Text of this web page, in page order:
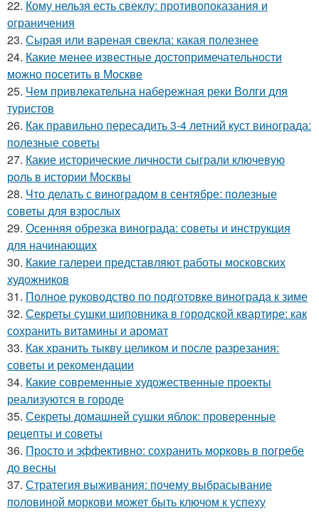
22. Кому нельзя есть свеклу: противопоказания и
ограничения
23. Сырая или вареная свекла: какая полезнее
24. Какие менее известные достопримечательности
можно посетить в Москве
25. Чем привлекательна набережная реки Волги для
туристов
26. Как правильно пересадить 3-4 летний куст винограда:
полезные советы
27. Какие исторические личности сыграли ключевую
роль в истории Москвы
28. Что делать с виноградом в сентябре: полезные
советы для взрослых
29. Осенняя обрезка винограда: советы и инструкция
для начинающих
30. Какие галереи представляют работы московских
художников
31. Полное руководство по подготовке винограда к зиме
32. Секреты сушки шиповника в городской квартире: как
сохранить витамины и аромат
33. Как хранить тыкву целиком и после разрезания:
советы и рекомендации
34. Какие современные художественные проекты
реализуются в городе
35. Секреты домашней сушки яблок: проверенные
рецепты и советы
36. Просто и эффективно: сохранить морковь в погребе
до весны
37. Стратегия выживания: почему выбрасывание
половиной моркови может быть ключом к успеху